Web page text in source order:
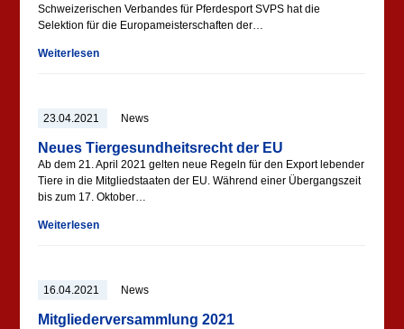
Schweizerischen Verbandes für Pferdesport SVPS hat die
Selektion für die Europameisterschaften der…
Weiterlesen
23.04.2021 News
Neues Tiergesundheitsrecht der EU
Ab dem 21. April 2021 gelten neue Regeln für den Export lebender
Tiere in die Mitgliedstaaten der EU. Während einer Übergangszeit
bis zum 17. Oktober…
Weiterlesen
16.04.2021 News
Mitgliederversammlung 2021